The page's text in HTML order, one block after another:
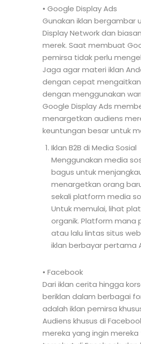
• Google Display Ads
Gunakan iklan bergambar
Display Network dan
merek. Saat membuat
pemirsa tidak perlu
Jaga agar materi iklan
dengan cepat
dengan menggunakan
Google Display Ads
menargetkan audiens
keuntungan besar untuk
Iklan B2B di Media Sosial
Menggunakan media
bagus untuk
menargetkan orang
sekali platform media
Untuk memulai, lihat
organik. Platform mana
atau lalu lintas situs
iklan berbayar pertama
• Facebook
Dari iklan cerita hingga
beriklan dalam berbagai
adalah iklan pemirsa
Audiens khusus di
mereka yang ingin